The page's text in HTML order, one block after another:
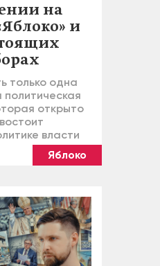
на
и
только одна
открыто
власти
Яблоко